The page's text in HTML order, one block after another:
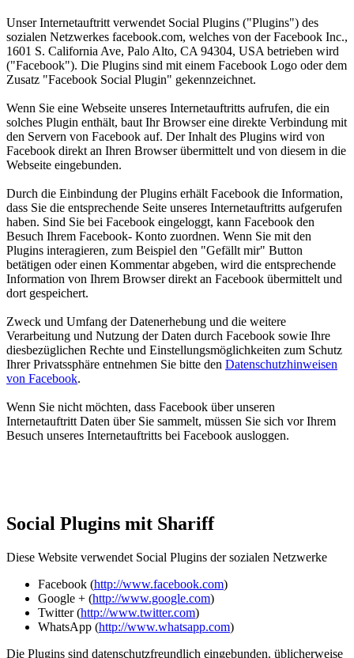
Unser Internetauftritt verwendet Social Plugins ("Plugins") des
sozialen Netzwerkes facebook.com, welches von der Facebook Inc.,
1601 S. California Ave, Palo Alto, CA 94304, USA betrieben wird
("Facebook"). Die Plugins sind mit einem Facebook Logo oder dem
Zusatz "Facebook Social Plugin" gekennzeichnet.
Wenn Sie eine Webseite unseres Internetauftritts aufrufen, die ein
solches Plugin enthält, baut Ihr Browser eine direkte Verbindung mit
den Servern von Facebook auf. Der Inhalt des Plugins wird von
Facebook direkt an Ihren Browser übermittelt und von diesem in die
Webseite eingebunden.
Durch die Einbindung der Plugins erhält Facebook die Information,
dass Sie die entsprechende Seite unseres Internetauftritts aufgerufen
haben. Sind Sie bei Facebook eingeloggt, kann Facebook den
Besuch Ihrem Facebook- Konto zuordnen. Wenn Sie mit den
Plugins interagieren, zum Beispiel den "Gefällt mir" Button
betätigen oder einen Kommentar abgeben, wird die entsprechende
Information von Ihrem Browser direkt an Facebook übermittelt und
dort gespeichert.
Zweck und Umfang der Datenerhebung und die weitere
Verarbeitung und Nutzung der Daten durch Facebook sowie Ihre
diesbezüglichen Rechte und Einstellungsmöglichkeiten zum Schutz
Ihrer Privatssphäre entnehmen Sie bitte den Datenschutzhinweisen
von Facebook.
Wenn Sie nicht möchten, dass Facebook über unseren
Internetauftritt Daten über Sie sammelt, müssen Sie sich vor Ihrem
Besuch unseres Internetauftritts bei Facebook ausloggen.
Social Plugins mit Shariff
Diese Website verwendet Social Plugins der sozialen Netzwerke
Facebook (http://www.facebook.com)
Google + (http://www.google.com)
Twitter (http://www.twitter.com)
WhatsApp (http://www.whatsapp.com)
Die Plugins sind datenschutzfreundlich eingebunden. üblicherweise